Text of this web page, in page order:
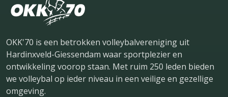
OKK'70 is een betrokken volleybalvereniging uit
Hardinxveld-Giessendam waar sportplezier en
ontwikkeling voorop staan. Met ruim 250 leden bieden
we volleybal op ieder niveau in een veilige en gezellige
omgeving.